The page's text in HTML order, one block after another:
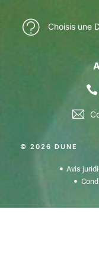
Choisis une
© 2026 DUNE
Avis